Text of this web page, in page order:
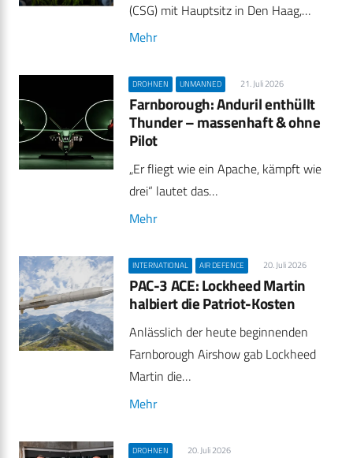
(CSG) mit Hauptsitz in Den Haag,…
Mehr
DROHNEN UNMANNED 21. Juli 2026
Farnborough: Anduril enthüllt
Thunder – massenhaft & ohne
Pilot
„Er fliegt wie ein Apache, kämpft wie
drei“ lautet das…
Mehr
INTERNATIONAL AIR DEFENCE 20. Juli 2026
PAC-3 ACE: Lockheed Martin
halbiert die Patriot-Kosten
Anlässlich der heute beginnenden
Farnborough Airshow gab Lockheed
Martin die…
Mehr
DROHNEN 20. Juli 2026